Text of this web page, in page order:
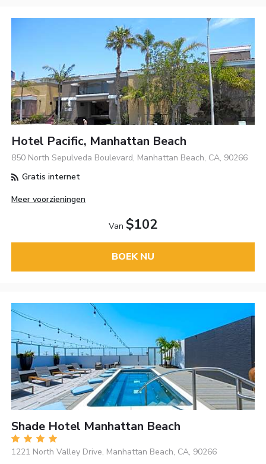
Hotel Pacific, Manhattan Beach
850 North Sepulveda Boulevard, Manhattan Beach, CA, 90266
Gratis internet
Meer voorzieningen
Van $102
BOEK NU
Shade Hotel Manhattan Beach
1221 North Valley Drive, Manhattan Beach, CA, 90266